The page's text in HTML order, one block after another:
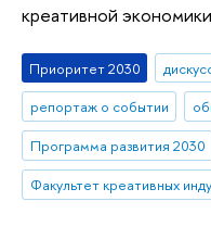
креативной
Приоритет 2030
репортаж о событии
Программа развития 2030
Факультет креативных